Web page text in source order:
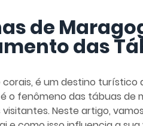
de
das
é um destino turístico
o fenômeno das tábuas de
Neste artigo,